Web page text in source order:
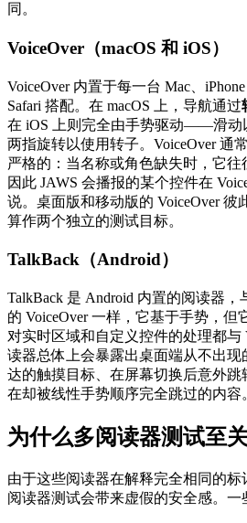
同。
VoiceOver（macOS 和 iOS）
VoiceOver 内置于每一台 Mac、
Safari 搭配。在 macOS 上，导航通过
在 iOS 上则完全由手势驱动——滑动
两指旋转以使用转子。VoiceOver 通
严格的：当名称或角色缺失时，它往
因此 JAWS 会播报的某个控件在
说。桌面版和移动版的 VoiceOver 彼
算作两个独立的测试目标。
TalkBack（Android）
TalkBack 是 Android 内置的阅读器，
的 VoiceOver 一样，它基于手势，但
对实时区域和自定义控件的处理都与
读器总体上会暴露出桌面端从不出现
达的触摸目标、在屏幕切换后意外
在却被线性手势顺序完全跳过的内容
为什么多阅读器测试至
由于这些阅读器在解释完全相同的
阅读器测试会带来虚假的安全感。一